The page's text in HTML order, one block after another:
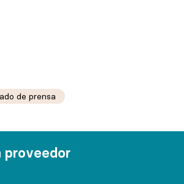
de prensa
proveedor